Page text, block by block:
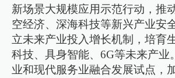
新场景大规模应用示范行动，推
空经济、深海科技等新兴产业安
立未来产业投入增长机制，培育
科技、具身智能、6G等未来产业
业和现代服务业融合发展试点，